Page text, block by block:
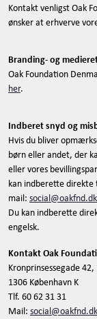
Kontakt venligst Oak
ønsker at erhverve
Branding- og
Oak Foundation
her.
Indberet snyd og
Hvis du bliver
børn eller andet, der
eller vores
kan indberette direkte
mail: social@oakfnd.dk
Du kan indberette
engelsk.
Kontakt Oak
Kronprinsessegade 42,
1306 København K
Tlf. 60 62 31 31
Mail: social@oakfnd.dk